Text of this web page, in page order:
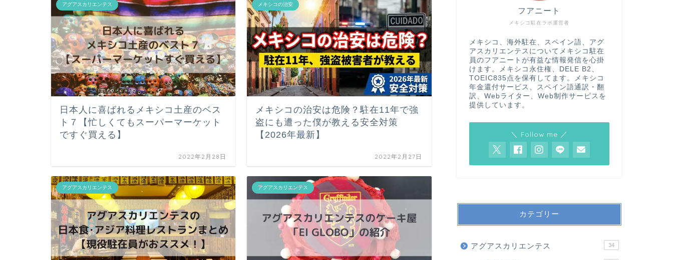
アグアスカリエンテス
日本人に喜ばれるメキシコ土産のベス
ト７【忙しくてもスーパーマーケット
ですぐ買える】
2022年2月28日
メキシコの治安
メキシコの治安は危険？駐在11年で強
盗にも遭った僕が教える安全対策
【2026年最新】
2022年2月27日
アグアスカリエンテス アグアスカリエンテス
メキシコ駐在ラボ運営者
フアニート
メキシコ、海外駐在、スペイン語、アグ
アスカリエンテスについてメキシコ駐在
員のフアニートが有益な情報発信を心掛
けます。メキシコ永住権、DELE B2、
TOEIC835点を保有してます。メキシコ
年金還付サービス、スペイン語通訳・翻
訳、Webライター、Web制作サービスを
提供しています。
＼ Follow me ／
カテゴリー
アグアスカリエンテス 34